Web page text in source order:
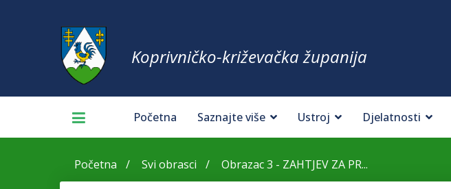
Koprivničko-križevačka županija
Početna Saznajte više Ustroj Djelatnosti
Početna Svi obrasci Obrazac 3 - ZAHTJEV ZA PR...